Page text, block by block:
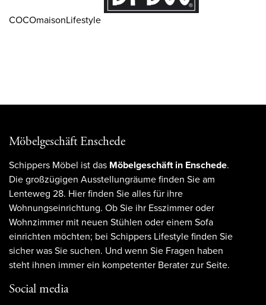
COCOmaisonLifestyle
Möbelgeschäft Enschede
Schippers Möbel ist das Möbelgeschäft in Enschede.
Die großzügigen Ausstellungräume finden Sie am
Lenteweg 28. Hier finden Sie alles für ihre
Wohnungseinrichtung. Ob Sie ihr Esszimmer oder
Wohnzimmer mit neuen Stühlen oder einem Sofa
einrichten möchten; bei Schippers Lifestyle finden Sie
sicher was Sie suchen. Und wenn Sie Fragen haben
steht ihnen immer ein kompetenter Berater zur Seite.
Social media